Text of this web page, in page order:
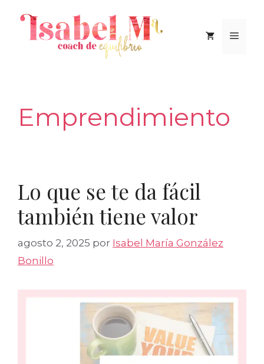
contenido
Menú
Emprendimiento
Lo que se te da fácil
también tiene valor
agosto 2, 2025 por Isabel María González
Bonillo